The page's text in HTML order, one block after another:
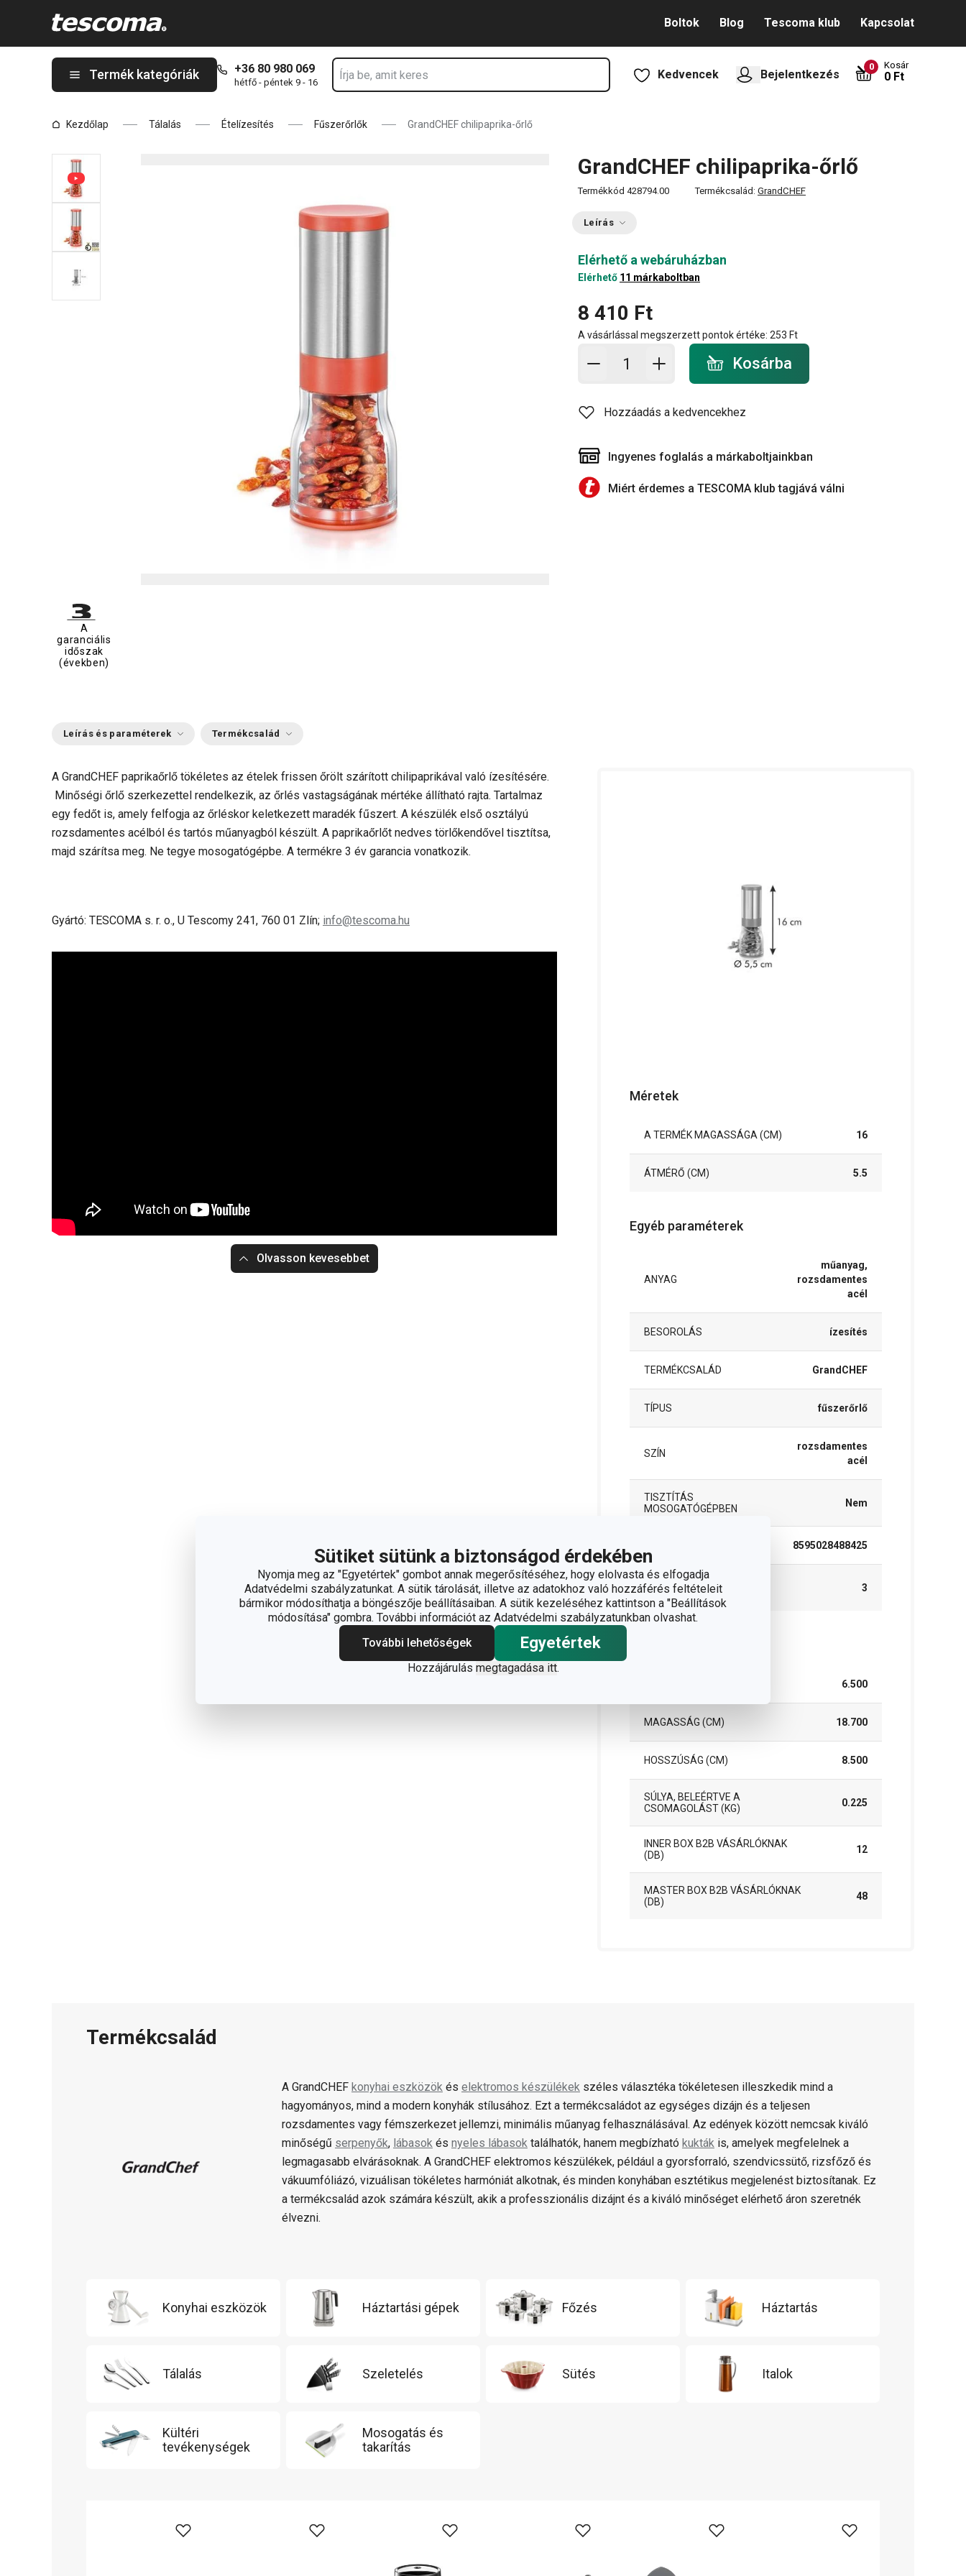
Sütiket sütünk a biztonságod érdekében
Nyomja meg az "Egyetértek" gombot annak megerősítéséhez, hogy elolvasta és elfogadja
Adatvédelmi szabályzatunkat. A sütik tárolását, illetve az adatokhoz való hozzáférés feltételeit
bármikor módosíthatja a böngészője beállításaiban. A sütik kezeléséhez kattintson a "Beállítások
módosítása" gombra. További információt az Adatvédelmi szabályzatunkban olvashat.
További lehetőségek
Egyetértek
Hozzájárulás megtagadása itt.
Boltok Blog Tescoma klub Kapcsolat
Termék kategóriák +36 80 980 069
hétfő - péntek 9 - 16
Kedvencek Bejelentkezés
0 Kosár
0 Ft
Kezdőlap Tálalás Ételízesítés Fűszerőrlők GrandCHEF chilipaprika-őrlő
GrandCHEF chilipaprika-őrlő
Termékkód 428794.00 Termékcsalád: GrandCHEF
Leírás
Elérhető a webáruházban
Elérhető 11 márkaboltban
8 410 Ft
A vásárlással megszerzett pontok értéke: 253 Ft
Kosárba - mennyiség
Kosárba
Hozzáadás a kedvencekhez
Ingyenes foglalás a márkaboltjainkban
Miért érdemes a TESCOMA klub tagjává válni
A
garanciális
időszak
(években)
Leírás és paraméterek Termékcsalád
A GrandCHEF paprikaőrlő tökéletes az ételek frissen őrölt szárított chilipaprikával való ízesítésére.
Minőségi őrlő szerkezettel rendelkezik, az őrlés vastagságának mértéke állítható rajta. Tartalmaz
egy fedőt is, amely felfogja az őrléskor keletkezett maradék fűszert. A készülék első osztályú
rozsdamentes acélból és tartós műanyagból készült. A paprikaőrlőt nedves törlőkendővel tisztítsa,
majd szárítsa meg. Ne tegye mosogatógépbe. A termékre 3 év garancia vonatkozik.
Gyártó: TESCOMA s. r. o., U Tescomy 241, 760 01 Zlín; info@tescoma.hu
Olvasson kevesebbet
Méretek
A TERMÉK MAGASSÁGA (CM) 16
ÁTMÉRŐ (CM) 5.5
Egyéb paraméterek
ANYAG
műanyag,
rozsdamentes
acél
BESOROLÁS ízesítés
TERMÉKCSALÁD GrandCHEF
TÍPUS fűszerőrlő
SZÍN
rozsdamentes
acél
TISZTÍTÁS
MOSOGATÓGÉPBEN
Nem
8595028488425
A GARANCIÁLIS
IDŐSZAK (ÉVEKBEN)
3
6.500
MAGASSÁG (CM) 18.700
HOSSZÚSÁG (CM) 8.500
SÚLYA, BELEÉRTVE A
CSOMAGOLÁST (KG)
0.225
INNER BOX B2B VÁSÁRLÓKNAK
(DB)
12
MASTER BOX B2B VÁSÁRLÓKNAK
(DB)
48
Termékcsalád
A GrandCHEF konyhai eszközök és elektromos készülékek széles választéka tökéletesen illeszkedik mind a
hagyományos, mind a modern konyhák stílusához. Ezt a termékcsaládot az egységes dizájn és a teljesen
rozsdamentes vagy fémszerkezet jellemzi, minimális műanyag felhasználásával. Az edények között nemcsak kiváló
minőségű serpenyők, lábasok és nyeles lábasok találhatók, hanem megbízható kukták is, amelyek megfelelnek a
legmagasabb elvárásoknak. A GrandCHEF elektromos készülékek, például a gyorsforraló, szendvicssütő, rizsfőző és
vákuumfóliázó, vizuálisan tökéletes harmóniát alkotnak, és minden konyhában esztétikus megjelenést biztosítanak. Ez
a termékcsalád azok számára készült, akik a professzionális dizájnt és a kiváló minőséget elérhető áron szeretnék
élvezni.
Konyhai eszközök Háztartási gépek Főzés Háztartás
Tálalás Szeletelés Sütés Italok
Kültéri
tevékenységek
Mosogatás és
takarítás